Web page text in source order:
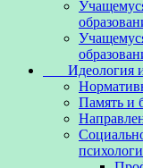
Идеология и
Память и